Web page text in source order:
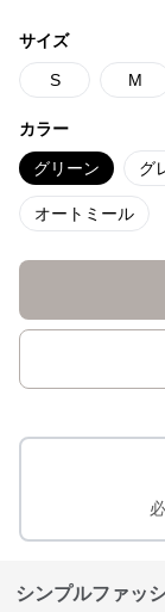
サイズ
S M
カラー
グリーン グ
オートミール
シンプルファッ